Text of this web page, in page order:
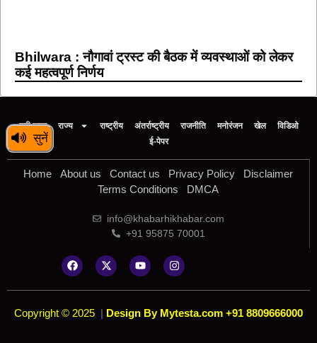
सुनें
Bhilwara : नौगावां ट्रस्ट की बैठक में व्यवस्थाओं को लेकर
कई महत्वपूर्ण निर्णय
बड़ी खबर राज्य राष्ट्रीय अंतर्राष्ट्रीय राजनीति मनोरंजन खेल
विडिओ
ई-पेपर
Home About us Contact us Privacy Policy
Disclaimer
Terms Conditions
DMCA
info@khabarhikhabar.com
+91 95875 70001
Copyright © 2025 | Design By Mytesta.com +91 8809666000